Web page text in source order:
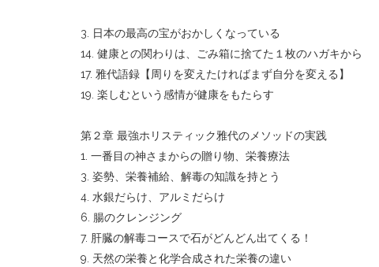
3. 日本の最高の宝がおかしくなっている
14. 健康との関わりは、ごみ箱に捨てた１枚のハガキから
17. 雅代語録【周りを変えたければまず自分を変える】
19. 楽しむという感情が健康をもたらす
第２章 最強ホリスティック雅代のメソッドの実践
1. 一番目の神さまからの贈り物、栄養療法
3. 姿勢、栄養補給、解毒の知識を持とう
4. 水銀だらけ、アルミだらけ
6. 腸のクレンジング
7. 肝臓の解毒コースで石がどんどん出てくる！
9. 天然の栄養と化学合成された栄養の違い